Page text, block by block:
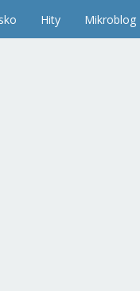
Hity Mikroblog